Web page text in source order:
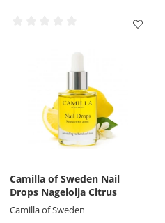
Camilla of Sweden Nail
Drops Nagelolja Citrus
Camilla of Sweden